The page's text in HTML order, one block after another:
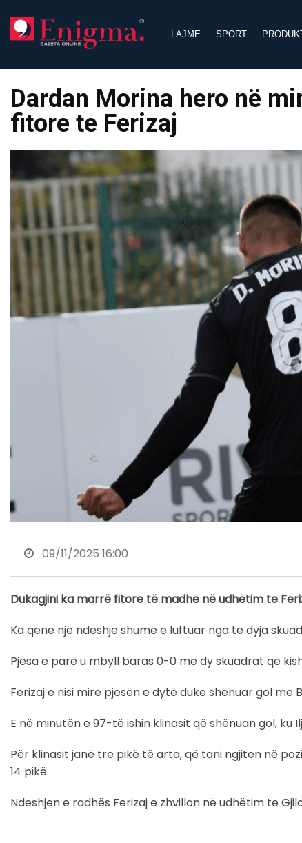
content
LAJME SPORT
Dardan Morina hero në
fitore te Ferizaj
09/11/2025 16:00
Dukagjini ka marrë fitore të madhe në udhëtim te
Ka qenë një ndeshje shumë e luftuar nga të dyja
Pjesa e parë u mbyll baras 0-0 me dy skuadrat që
Ferizaj e nisi mirë pjesën e dytë duke shënuar gol me
E në minutën e 97-të ishin klinasit që shënuan gol, ku
Për klinasit janë tre pikë të arta, që tani ngjiten në
14 pikë.
Ndeshjen e radhës Ferizaj e zhvillon në udhëtim te